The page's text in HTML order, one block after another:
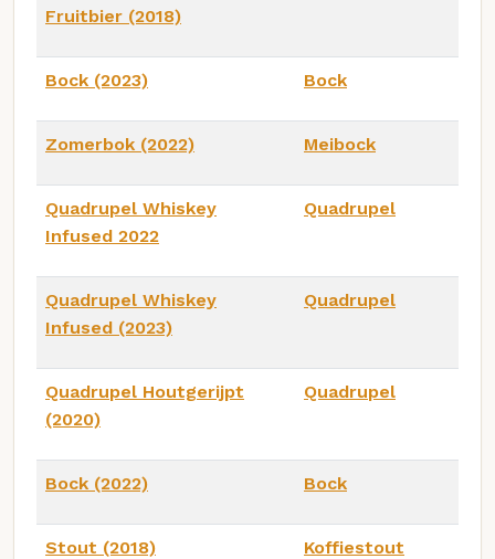
Fruitbier (2018)
Bock (2023) Bock
Zomerbok (2022) Meibock
Quadrupel Whiskey
Infused 2022
Quadrupel
Quadrupel Whiskey
Infused (2023)
Quadrupel
Quadrupel Houtgerijpt
(2020)
Quadrupel
Bock (2022) Bock
Stout (2018) Koffiestout